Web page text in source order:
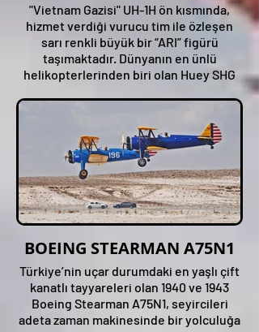
"Vietnam Gazisi" UH-1H ön kısmında,
hizmet verdiği vurucu tim ile özleşen
sarı renkli büyük bir “ARI” figürü
taşımaktadır. Dünyanın en ünlü
helikopterlerinden biri olan Huey SHG
BOEING STEARMAN A75N1
Türkiye’nin uçar durumdaki en yaşlı çift
kanatlı tayyareleri olan 1940 ve 1943
Boeing Stearman A75N1, seyircileri
adeta zaman makinesinde bir yolculuğa